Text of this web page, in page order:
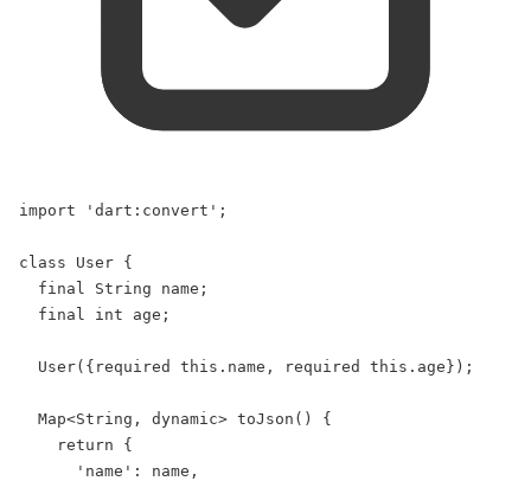
import 'dart:convert' ;
class User {
final
String name;
final
int age;
User({ required this .name, required this .age});
Map<String , dynamic> toJson () {
return {
'name' : name,